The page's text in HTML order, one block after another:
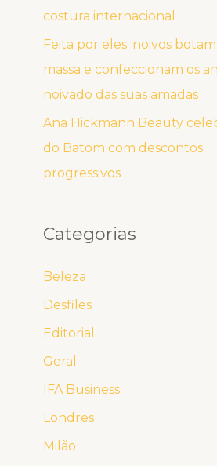
costura internacional
Feita por eles: noivos
massa e confeccionam os
noivado das suas amadas
Ana Hickmann Beauty
do Batom com descontos
progressivos
Categorias
Beleza
Desfiles
Editorial
Geral
IFA Business
Londres
Milão